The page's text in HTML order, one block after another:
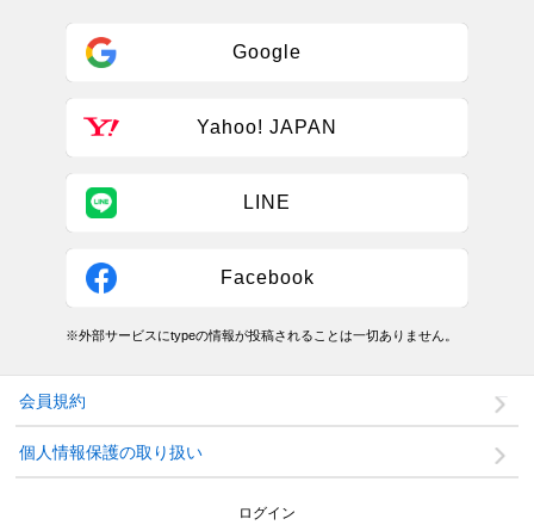
Google
Yahoo! JAPAN
LINE
Facebook
※外部サービスにtypeの情報が投稿されることは一切ありません。
会員規約
個人情報保護の取り扱い
ログイン